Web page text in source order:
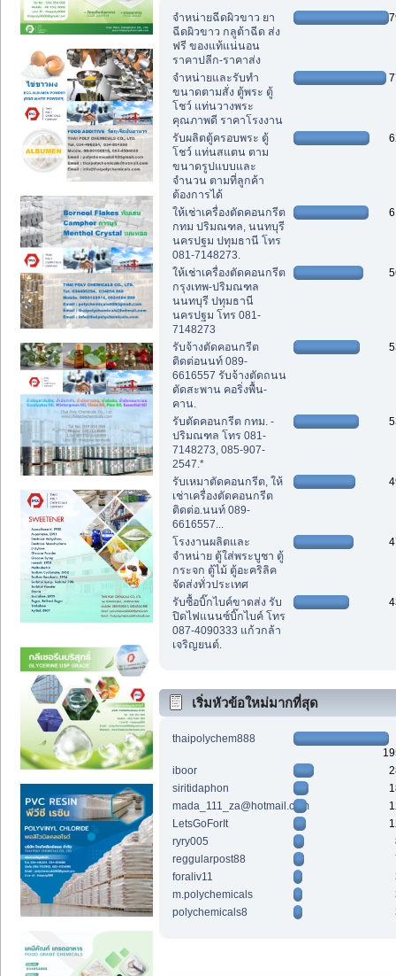
สูงสุด)
จำหน่ายฉีดผิวขาว ยา
ฉีดผิวขาว กลูต้าฉีด ส่ง
ฟรี ของแท้แน่นอน
ราคาปลีก-ราคาส่ง
จำหน่ายและรับทำ
ขนาดตามสั่ง ตู้พระ ตู้
โชว์ แท่นวางพระ
คุณภาพดี ราคาโรงงาน
รับผลิตตู้ครอบพระ ตู้
โชว์ แท่นสแตน ตาม
ขนาดรูปแบบและ
จำนวน ตามที่ลูกค้า
ต้องการได้
ให้เช่าเครื่องตัดคอนกรีต
กทม ปริมณฑล, นนทบุรี
นครปฐม ปทุมธานี โทร
081-7148273.
ให้เช่าเครื่องตัดคอนกรีต
กรุงเทพ-ปริมณฑล
นนทบุรี ปทุมธานี
นครปฐม โทร 081-
7148273
รับจ้างตัดคอนกรีต
ติดต่อนนท์ 089-
6616557 รับจ้างตัดถนน
ตัดสะพาน คอริ่งพื้น-
คาน.
รับตัดคอนกรีต กทม. -
ปริมณฑล โทร 081-
7148273, 085-907-
2547.*
รับเหมาตัดคอนกรีต, ให้
เช่าเครื่องตัดคอนกรีต
ติดต่อ.นนท์ 089-
6616557...
โรงงานผลิตและ
จำหน่าย ตู้ใส่พระบูชา ตู้
กระจก ตู้ไม้ ตู้อะคริลิค
จัดส่งทั่วประเทศ
รับซื้อบิ๊กไบค์ขาดส่ง รับ
ปิดไฟแนนซ์บิ๊กไบค์ โทร
087-4090333 แก้วกล้า
เจริญยนต์.
เริ่มหัวข้อใหม่มากที่สุด
thaipolychem888
iboor
siritidaphon
mada_111_za@hotmail.com
LetsGoForIt
ryry005
reggularpost88
foraliv11
m.polychemicals
polychemicals8